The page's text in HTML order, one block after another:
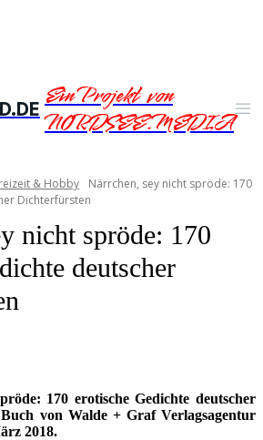
Ein Projekt von
NORDSEE.MEDIA
& Hobby
Närrchen, sey nicht spröde: 170
Dichterfürsten
nicht spröde: 170
deutscher
170 erotische Gedichte deutscher
von Walde + Graf Verlagsagentur
2018.